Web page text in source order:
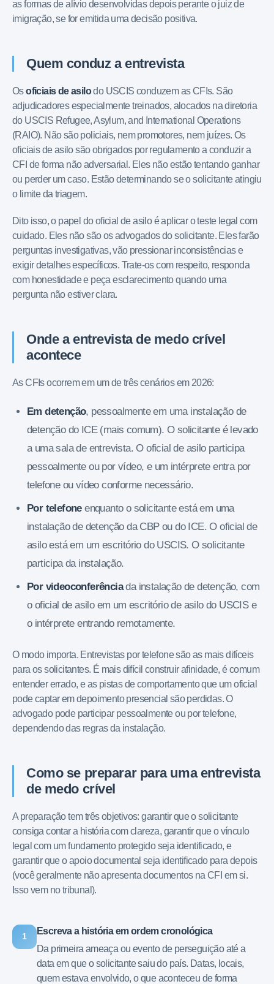
as formas de alívio desenvolvidas depois perante o juiz de
imigração, se for emitida uma decisão positiva.
Quem conduz a entrevista
Osoficiais de asilodo USCIS conduzem as CFIs. São
adjudicadores especialmente treinados, alocados na diretoria
do USCIS Refugee, Asylum, and International Operations
(RAIO). Não são policiais, nem promotores, nem juízes. Os
oficiais de asilo são obrigados por regulamento a conduzir a
CFI de forma não adversarial. Eles não estão tentando ganhar
ou perder um caso. Estão determinando se o solicitante atingiu
o limite da triagem.
Dito isso, o papel do oficial de asilo é aplicar o teste legal com
cuidado. Eles não são os advogados do solicitante. Eles farão
perguntas investigativas, vão pressionar inconsistências e
exigir detalhes específicos. Trate-os com respeito, responda
com honestidade e peça esclarecimento quando uma
pergunta não estiver clara.
Onde a entrevista de medo crível
acontece
As CFIs ocorrem em um de três cenários em 2026:
Em detenção, pessoalmente em uma instalação de
detenção do ICE (mais comum). O solicitante é levado
a uma sala de entrevista. O oficial de asilo participa
pessoalmente ou por vídeo, e um intérprete entra por
telefone ou vídeo conforme necessário.
Por telefoneenquanto o solicitante está em uma
instalação de detenção da CBP ou do ICE. O oficial de
asilo está em um escritório do USCIS. O solicitante
participa da instalação.
Por videoconferênciada instalação de detenção, com
o oficial de asilo em um escritório de asilo do USCIS e
o intérprete entrando remotamente.
O modo importa. Entrevistas por telefone são as mais difíceis
para os solicitantes. É mais difícil construir afinidade, é comum
entender errado, e as pistas de comportamento que um oficial
pode captar em depoimento presencial são perdidas. O
advogado pode participar pessoalmente ou por telefone,
dependendo das regras da instalação.
Como se preparar para uma entrevista
de medo crível
A preparação tem três objetivos: garantir que o solicitante
consiga contar a história com clareza, garantir que o vínculo
legal com um fundamento protegido seja identificado, e
garantir que o apoio documental seja identificado para depois
(você geralmente não apresenta documentos na CFI em si.
Isso vem no tribunal).
1
Escreva a história em ordem cronológica
Da primeira ameaça ou evento de perseguição até a
data em que o solicitante saiu do país. Datas, locais,
quem estava envolvido, o que aconteceu de forma